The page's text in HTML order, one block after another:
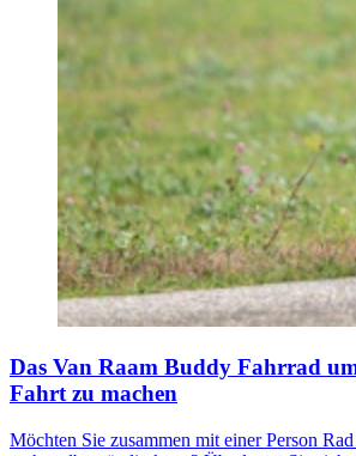
Das Van Raam Buddy Fahrrad
Fahrt zu machen
Möchten Sie zusammen mit einer Person